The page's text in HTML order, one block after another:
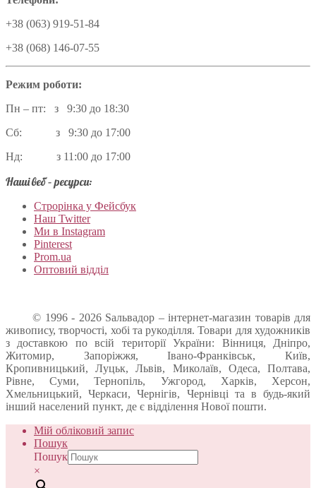
+38 (063) 919-51-84
+38 (068) 146-07-55
Режим роботи:
Пн – пт: з 9:30 до 18:30
Сб: з 9:30 до 17:00
Нд: з 11:00 до 17:00
Наші веб – ресурси:
Строрінка у Фейсбук
Наш Twitter
Ми в Instagram
Pinterest
Prom.ua
Оптовий відділ
© 1996 - 2026 Sальвадор – інтернет-магазин товарів для
живопису, творчості, хобі та рукоділля. Товари для художників
з доставкою по всій території України: Вінниця, Дніпро,
Житомир, Запоріжжя, Івано-Франківськ, Київ,
Кропивницький, Луцьк, Львів, Миколаїв, Одеса, Полтава,
Рівне, Суми, Тернопіль, Ужгород, Харків, Херсон,
Хмельницький, Черкаси, Чернігів, Чернівці та в будь-який
інший населений пункт, де є відділення Нової пошти.
Мій обліковий запис
Пошук
Пошук
×